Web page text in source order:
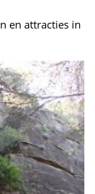
en attracties in